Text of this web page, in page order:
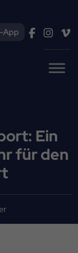
App
Ein
für den